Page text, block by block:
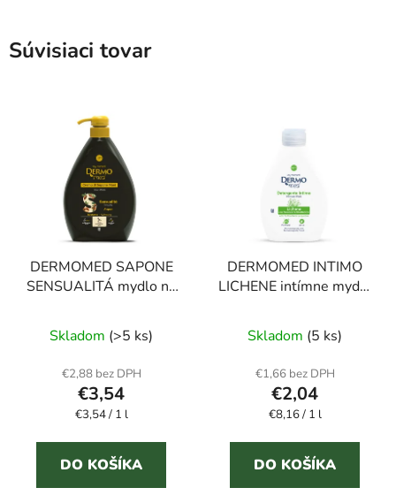
Súvisiaci tovar
DERMOMED SAPONE
SENSUALITÁ mydlo na
Skladom (>5 ks)
€2,88 bez DPH
€3,54
Jednotková
€3,54 / 1 l
DO KOŠÍKA
DERMOMED INTIMO
LICHENE intímne mydlo
Skladom (5 ks)
€1,66 bez DPH
€2,04
Jednotková
€8,16 / 1 l
DO KOŠÍKA